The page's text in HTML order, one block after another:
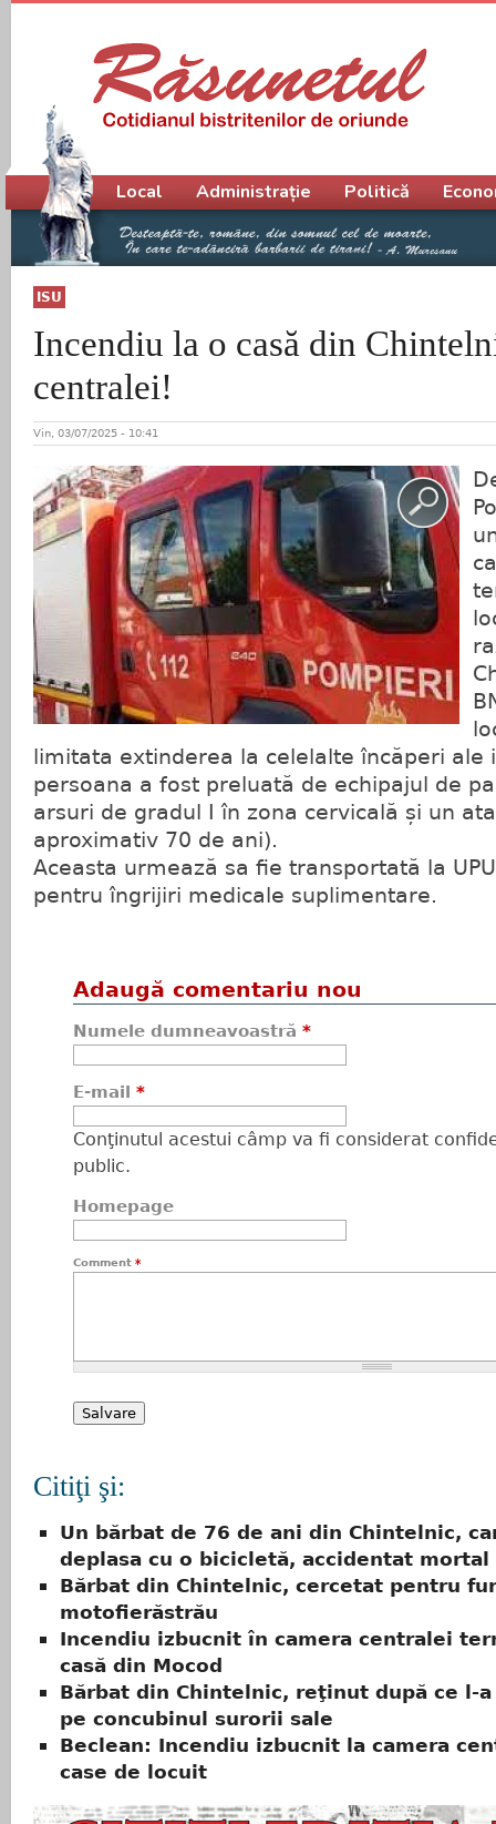
ISU
Incendiu la o casă din
centralei!
Vin, 03/07/2025 - 10:41
limitata extinderea la celelalte încăperi ale
persoana a fost preluată de echipajul de
arsuri de gradul I în zona cervicală și un
aproximativ 70 de ani).
Aceasta urmează sa fie transportată la
pentru îngrijiri medicale suplimentare.
Adaugă comentariu nou
Numele dumneavoastră *
E-mail *
Conţinutul acestui câmp va fi considerat
public.
Homepage
Comment *
Citiţi şi:
Un bărbat de 76 de ani din Chintelnic,
deplasa cu o bicicletă, accidentat mortal
Bărbat din Chintelnic, cercetat pentru
motofierăstrău
Incendiu izbucnit în camera centralei
casă din Mocod
Bărbat din Chintelnic, reţinut după ce l-
pe concubinul surorii sale
Beclean: Incendiu izbucnit la camera
case de locuit
Meniu principal
Local Administrație Politică